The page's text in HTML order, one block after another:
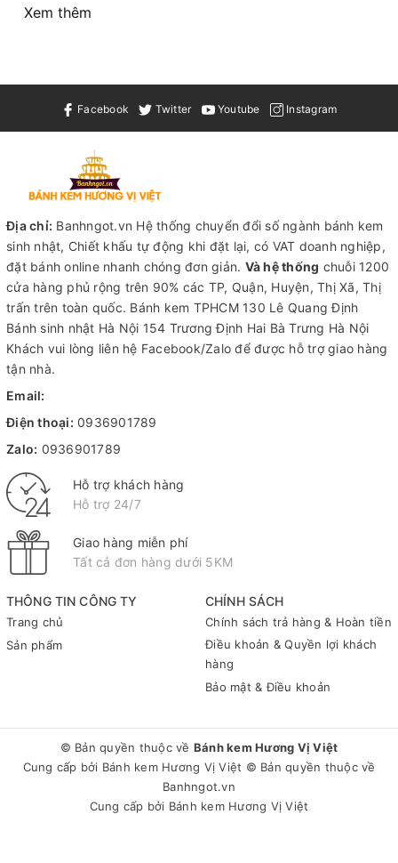
Xem thêm
Facebook Twitter Youtube Instagram
THÔNG TIN CÔNG TY
Trang chủ
Sản phẩm
CHÍNH SÁCH
Chính sách trả hàng & Hoàn tiền
Điều khoản & Quyền lợi khách
hàng
Bảo mật & Điều khoản
Địa chỉ: Banhngot.vn Hệ thống chuyển đổi số ngành bánh kem
sinh nhật, Chiết khấu tự động khi đặt lại, có VAT doanh nghiệp,
đặt bánh online nhanh chóng đơn giản. Và hệ thống chuỗi 1200
cửa hàng phủ rộng trên 90% các TP, Quận, Huyện, Thị Xã, Thị
trấn trên toàn quốc. Bánh kem TPHCM130 Lê Quang Định
Bánh sinh nhật Hà Nội 154 Trương Định Hai Bà Trưng Hà Nội
Khách vui lòng liên hệ Facebook/Zalo để được hỗ trợ giao hàng
tận nhà.
Email:
Điện thoại: 0936901789
Zalo: 0936901789
Hỗ trợ khách hàng
Hỗ trợ 24/7
Giao hàng miễn phí
Tất cả đơn hàng dưới 5KM
© Bản quyền thuộc về Bánh kem Hương Vị Việt
Cung cấp bởi Bánh kem Hương Vị Việt © Bản quyền thuộc về
Banhngot.vn
Cung cấp bởi Bánh kem Hương Vị Việt